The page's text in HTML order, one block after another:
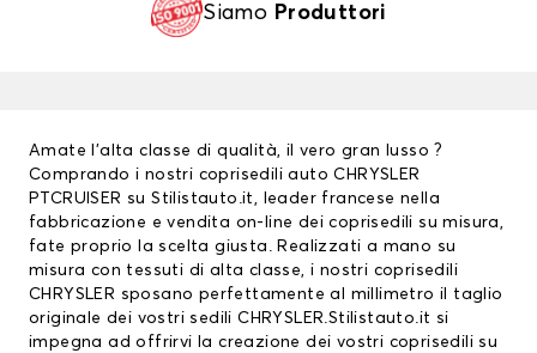
Siamo Produttori
Amate l’alta classe di qualità, il vero gran lusso ?
Comprando i nostri coprisedili auto CHRYSLER
PTCRUISER su Stilistauto.it, leader francese nella
fabbricazione e vendita on-line dei coprisedili su misura,
fate proprio la scelta giusta. Realizzati a mano su
misura con tessuti di alta classe, i nostri coprisedili
CHRYSLER sposano perfettamente al millimetro il taglio
originale dei vostri sedili CHRYSLER.Stilistauto.it si
impegna ad offrirvi la creazione dei vostri coprisedili su